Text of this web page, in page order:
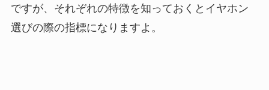
ですが、それぞれの特徴を知っておくとイヤホン
選びの際の指標になりますよ。